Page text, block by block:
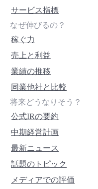
サービス指標
なぜ伸びるの？
稼ぐ力
売上と利益
業績の推移
同業他社と比較
将来どうなりそう？
公式IRの要約
中期経営計画
最新ニュース
話題のトピック
メディアでの評価